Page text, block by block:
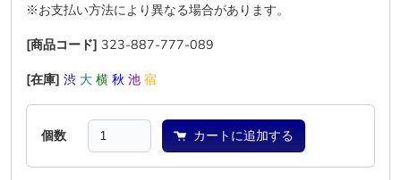
※お支払い方法により異なる場合があります。
[商品コード] 323-887-777-089
[在庫] 渋 大 横 秋 池 宿
個数 カートに追加する